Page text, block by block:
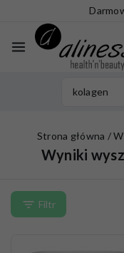
Strona główna /
Wyniki
Filtr